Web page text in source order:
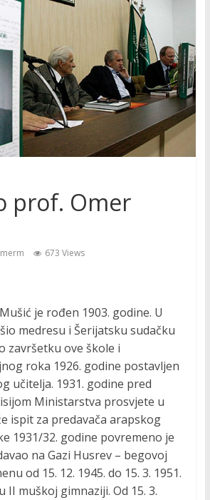
prof. Omer
673 Views
je rođen 1903. godine. U
medresu i Šerijatsku sudačku
završetku ove škole i
roka 1926. godine postavljen
učitelja. 1931. godine pred
Ministarstva prosvjete u
ispit za predavača arapskog
1931/32. godine povremeno je
na Gazi Husrev – begovoj
od 15. 12. 1945. do 15. 3. 1951.
II muškoj gimnaziji. Od 15. 3.